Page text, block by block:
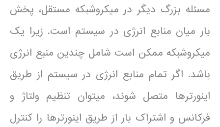
مسئله بزرگ دیگر در میکروشبکه مستقل، پخش
بار میان منابع انرژی در سیستم است. زیرا یک
میکروشبکه ممکن است شامل چندین منبع انرژی
باشد. اگر تمام منابع انرژی در سیستم از طریق
اینورترها متصل شوند، می­توان تنظیم ولتاژ و
فرکانس و اشتراک بار از طریق اینورترها را کنترل